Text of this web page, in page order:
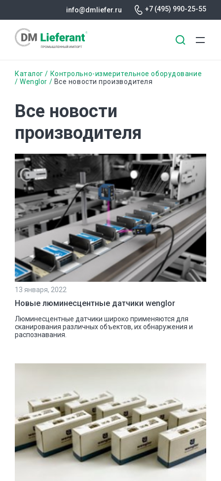
содержанию
info@dmliefer.ru +7 (495) 990-25-55
Строка
Каталог
Контрольно-измерительное оборудование
Wenglor
Все новости производителя
Все новости
производителя
13 января, 2022
Новые люминесцентные датчики wenglor
Люминесцентные датчики широко применяются для
сканирования различных объектов, их обнаружения и
распознавания.